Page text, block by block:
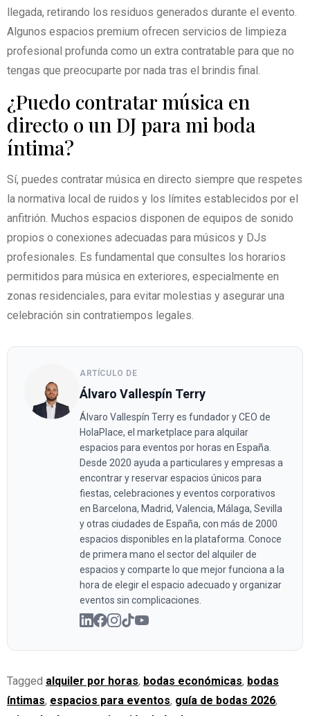
llegada, retirando los residuos generados durante el evento.
Algunos espacios premium ofrecen servicios de limpieza
profesional profunda como un extra contratable para que no
tengas que preocuparte por nada tras el brindis final.
¿Puedo contratar música en
directo o un DJ para mi boda
íntima?
Sí, puedes contratar música en directo siempre que respetes
la normativa local de ruidos y los límites establecidos por el
anfitrión. Muchos espacios disponen de equipos de sonido
propios o conexiones adecuadas para músicos y DJs
profesionales. Es fundamental que consultes los horarios
permitidos para música en exteriores, especialmente en
zonas residenciales, para evitar molestias y asegurar una
celebración sin contratiempos legales.
ARTÍCULO DE
Álvaro Vallespín Terry
Álvaro Vallespín Terry es fundador y CEO de
HolaPlace, el marketplace para alquilar
espacios para eventos por horas en España.
Desde 2020 ayuda a particulares y empresas a
encontrar y reservar espacios únicos para
fiestas, celebraciones y eventos corporativos
en Barcelona, Madrid, Valencia, Málaga, Sevilla
y otras ciudades de España, con más de 2000
espacios disponibles en la plataforma. Conoce
de primera mano el sector del alquiler de
espacios y comparte lo que mejor funciona a la
hora de elegir el espacio adecuado y organizar
eventos sin complicaciones.
Tagged alquiler por horas, bodas económicas, bodas
íntimas, espacios para eventos, guía de bodas 2026,